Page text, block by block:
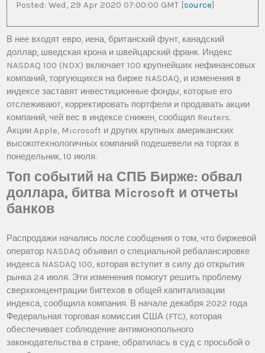
Posted: Wed, 29 Apr 2020 07:00:00 GMT [source]
В нее входят евро, иена, британский фунт, канадский
доллар, шведская крона и швейцарский франк. Индекс
NASDAQ 100 (NDX) включает 100 крупнейших нефинансовых
компаний, торгующихся на бирже NASDAQ, и изменения в
индексе заставят инвестиционные фонды, которые его
отслеживают, корректировать портфели и продавать акции
компаний, чей вес в индексе снижен, сообщил Reuters.
Акции Apple, Microsoft и других крупных американских
высокотехнологичных компаний подешевели на торгах в
понедельник, 10 июля.
Топ событий на СПБ Бирже: обвал
доллара, битва Microsoft и отчеты
банков
Распродажи начались после сообщения о том, что биржевой
оператор NASDAQ объявил о специальной ребалансировке
индекса NASDAQ 100, которая вступит в силу до открытия
рынка 24 июля. Эти изменения помогут решить проблему
сверхконцентрации бигтехов в общей капитализации
индекса, сообщила компания. В начале декабря 2022 года
Федеральная торговая комиссия США (FTC), которая
обеспечивает соблюдение антимонопольного
законодательства в стране, обратилась в суд с просьбой о